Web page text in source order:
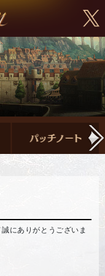
にありがとうございま